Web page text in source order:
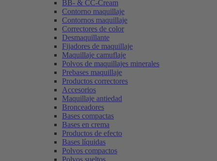
BB- & CC-Cream
Contorno maquillaje
Contornos maquillaje
Correctores de color
Desmaquillante
Fijadores de maquillaje
Maquillaje camuflaje
Polvos de maquillajes minerales
Prebases maquillaje
Productos correctores
Accesorios
Maquillaje antiedad
Bronceadores
Bases compactas
Bases en crema
Productos de efecto
Bases líquidas
Polvos compactos
Polvos sueltos